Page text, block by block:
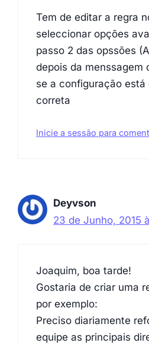
Tem de editar a regra
seleccionar opções
passo 2 das opssões
depois da menssagem
se a configuração
correta
Inicie a sessão para
Deyvson
23 de Junho, 2015
Joaquim, boa tarde!
Gostaria de criar uma
por exemplo:
Preciso diariamente
equipe as principais